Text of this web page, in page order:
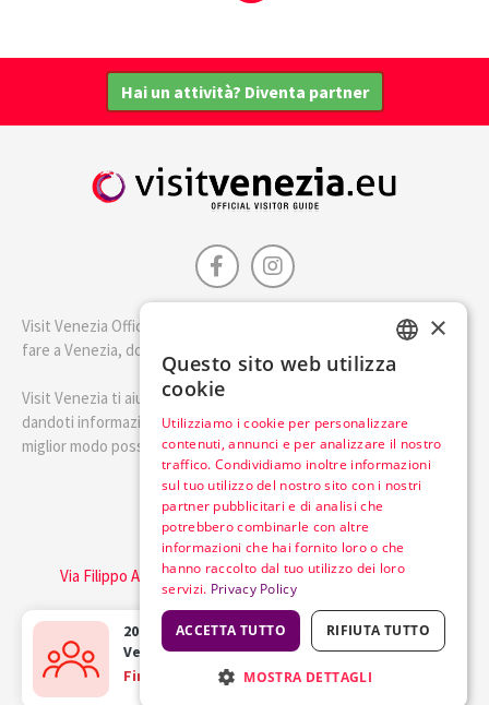
20 happy travellersbought the
Venice Passin the last2 hours
Find out more
Hai un attività? Diventa partner
Visit Venezia Official è la guida della città di Venezia. Scopri cosa
fare a Venezia, dove dormire e i migliori posti dove mangiare.
Visit Venezia ti aiuterà a pianificare il tuo viaggio a Venezia
dandoti informazioni utili e consigli su come visitare Venezia nel
miglior modo possibile.
Italiano
Visit Italy Srl
Via Filippo Argelati, 10, 20143 Milano | P.IVA 08368951219
Capitale Sociale 50.000€
Lavora con noi
Informativa sulla privacy
Termini del Servizio
Trasparenza
×
Questo sito web utilizza
cookie
Utilizziamo i cookie per personalizzare
contenuti, annunci e per analizzare il nostro
traffico. Condividiamo inoltre informazioni
sul tuo utilizzo del nostro sito con i nostri
partner pubblicitari e di analisi che
potrebbero combinarle con altre
informazioni che hai fornito loro o che
hanno raccolto dal tuo utilizzo dei loro
servizi. Privacy Policy
ACCETTA TUTTO RIFIUTA TUTTO
MOSTRA DETTAGLI